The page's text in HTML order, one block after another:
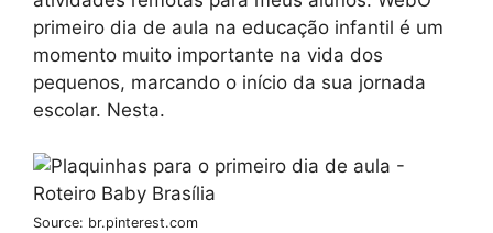
primeiro dia de aula na educação infantil é um
momento muito importante na vida dos
pequenos, marcando o início da sua jornada
escolar. Nesta.
Source: br.pinterest.com